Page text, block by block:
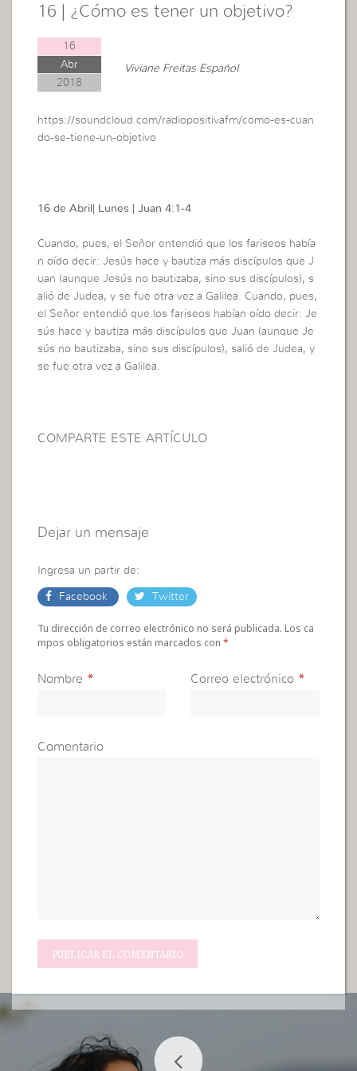
16 | ¿Cómo es tener un objetivo?
16
Abr
2018
Viviane Freitas Español
https://soundcloud.com/radiopositivafm/como-es-cuan
do-se-tiene-un-objetivo
16 de Abril| Lunes | Juan 4:1-4
Cuando, pues, el Señor entendió que los fariseos había
n oído decir: Jesús hace y bautiza más discípulos que J
uan (aunque Jesús no bautizaba, sino sus discípulos), s
alió de Judea, y se fue otra vez a Galilea. Cuando, pues,
el Señor entendió que los fariseos habían oído decir: Je
sús hace y bautiza más discípulos que Juan (aunque Je
sús no bautizaba, sino sus discípulos), salió de Judea, y
se fue otra vez a Galilea.
COMPARTE ESTE ARTÍCULO
Dejar un mensaje
Ingresa un partir de:
Facebook Twitter
Tu dirección de correo electrónico no será publicada. Los ca
mpos obligatorios están marcados con*
Nombre * Correo electrónico *
Comentario